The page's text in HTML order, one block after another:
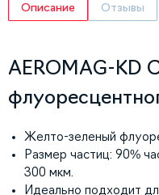
Описание Отзывы
AEROMAG-KD
Желто-зеленый
Размер частиц: 90%
300 мкм.
Идеально подходит